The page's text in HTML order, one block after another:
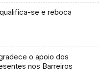
se e reboca
o apoio dos
nos Barreiros